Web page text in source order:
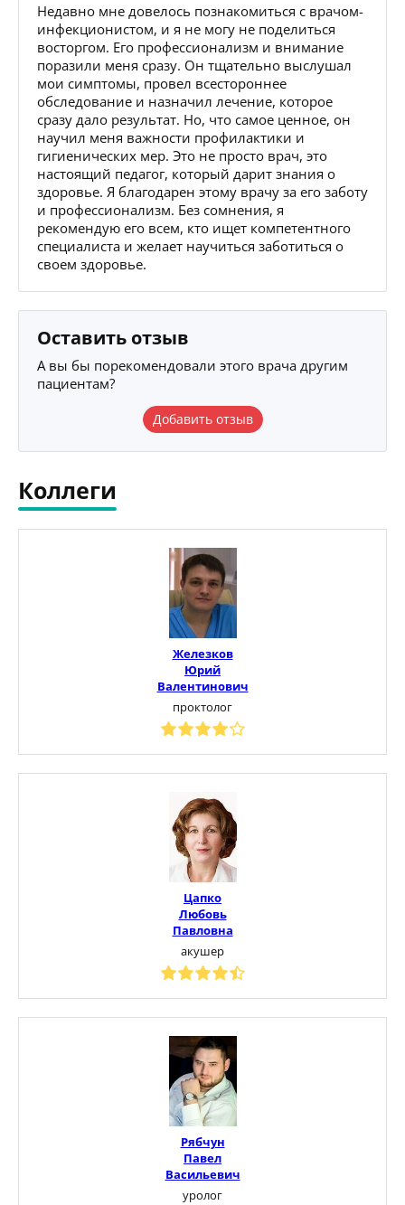
Недавно мне довелось познакомиться с врачом-
инфекционистом, и я не могу не поделиться
восторгом. Его профессионализм и внимание
поразили меня сразу. Он тщательно выслушал
мои симптомы, провел всестороннее
обследование и назначил лечение, которое
сразу дало результат. Но, что самое ценное, он
научил меня важности профилактики и
гигиенических мер. Это не просто врач, это
настоящий педагог, который дарит знания о
здоровье. Я благодарен этому врачу за его заботу
и профессионализм. Без сомнения, я
рекомендую его всем, кто ищет компетентного
специалиста и желает научиться заботиться о
своем здоровье.
Оставить отзыв
А вы бы порекомендовали этого врача другим
пациентам?
Добавить отзыв
Коллеги
Железков
Юрий
Валентинович
проктолог
Цапко
Любовь
Павловна
акушер
Рябчун
Павел
Васильевич
уролог